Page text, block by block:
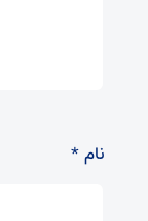
نام*